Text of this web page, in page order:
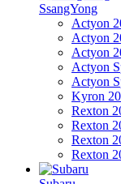
SsangYong
Actyon
Actyon
Actyon
Actyon
Actyon
Kyron
Rexton
Rexton
Rexton
Rexton